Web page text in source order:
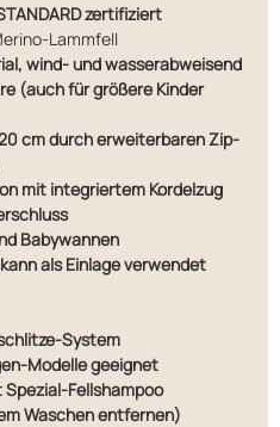
zertifiziert
Lammfell
wind- und wasserabweisend
(auch für größere Kinder
cm durch erweiterbaren Zip-
mit integriertem Kordelzug
Babywannen
als Einlage verwendet
System
Modelle geeignet
Fellshampoo
Waschen entfernen)